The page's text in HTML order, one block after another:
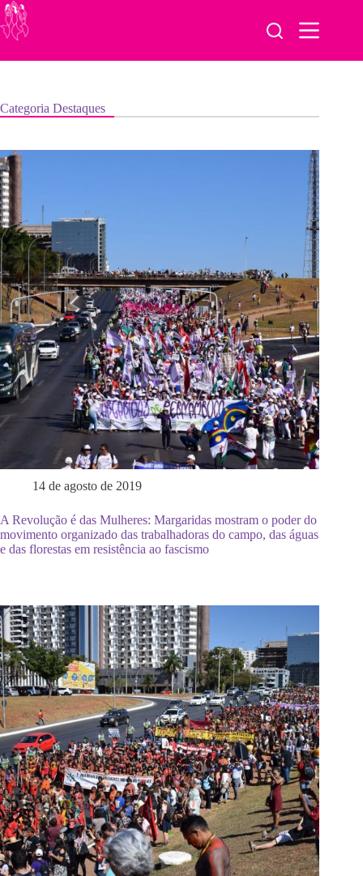
Pular
para
o
Categoria Destaques
14 de agosto de 2019
A Revolução é das Mulheres: Margaridas mostram o poder do
movimento organizado das trabalhadoras do campo, das águas
e das florestas em resistência ao fascismo